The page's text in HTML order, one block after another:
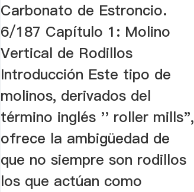
Carbonato de Estroncio.
6/187 Capítulo 1: Molino
Vertical de Rodillos
Introducción Este tipo de
molinos, derivados del
término inglés '' roller mills",
ofrece la ambigüedad de
que no siempre son rodillos
los que actúan como